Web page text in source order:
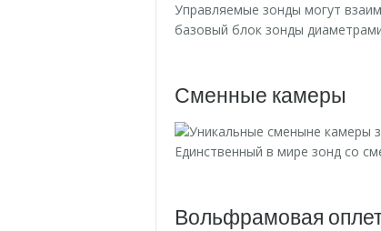
Управляемые зонды могут
базовый блок зонды
Сменные камеры
Единственный в мире зонд со
Вольфрамовая